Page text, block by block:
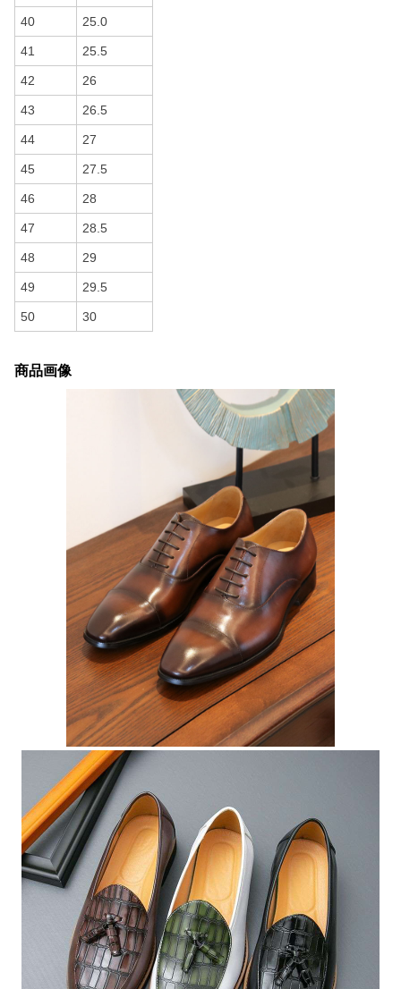
40 25.0
41 25.5
42 26
43 26.5
44 27
45 27.5
46 28
47 28.5
48 29
49 29.5
50 30
商品画像